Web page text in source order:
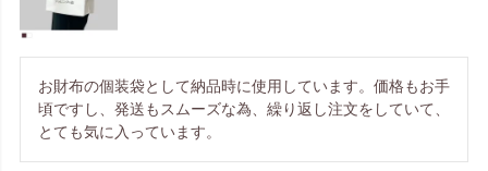
お財布の個装袋として納品時に使用しています。価格もお手
頃ですし、発送もスムーズな為、繰り返し注文をしていて、
とても気に入っています。